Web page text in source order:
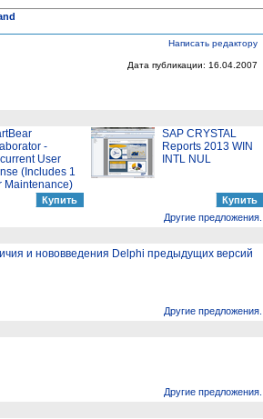
Написать редактору
Дата публикации: 16.04.2007
-
User
(Includes 1
Maintenance)
SAP CRYSTAL
Reports 2013 WIN
INTL NUL
Другие предложения...
и нововведения Delphi предыдущих версий
Другие предложения...
Другие предложения...